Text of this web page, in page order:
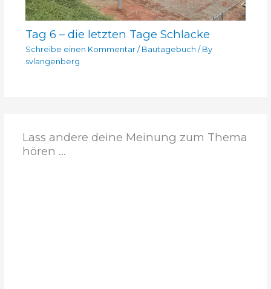
Tag 6 – die letzten Tage Schlacke
Schreibe einen Kommentar / Bautagebuch / By
svlangenberg
Lass andere deine Meinung zum Thema
hören ...